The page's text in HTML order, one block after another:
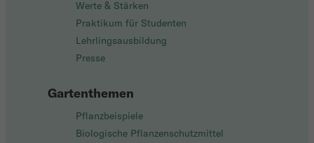
Werte & Stärken
Praktikum für Studenten
Lehrlingsausbildung
Presse
Gartenthemen
Pflanzbeispiele
Biologische Pflanzenschutzmittel